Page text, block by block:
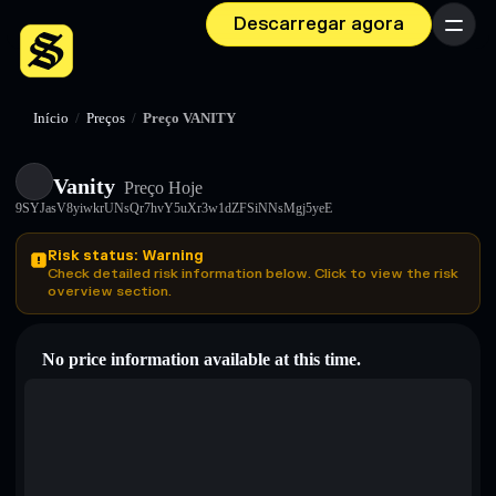
Descarregar agora Menu
Início / Preços / Preço VANITY
Vanity Preço Hoje
9SYJasV8yiwkrUNsQr7hvY5uXr3w1dZFSiNNsMgj5yeE
Risk status: Warning
Check detailed risk information below. Click to view the risk
overview section.
No price information available at this time.